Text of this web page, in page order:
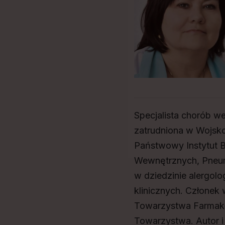
Specjalista chorób
zatrudniona w
Państwowy Instytut
Wewnętrznych,
w dziedzinie
klinicznych.
Towarzystwa
Towarzystwa. Autor